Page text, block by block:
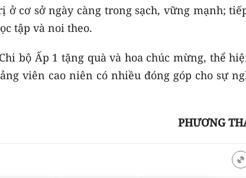
cơ sở ngày càng trong sạch, vững mạnh;
tập và noi theo.
bộ Ấp 1 tặng quà và hoa chúc mừng, thể
viên cao niên có nhiều đóng góp cho sự
PHƯƠNG